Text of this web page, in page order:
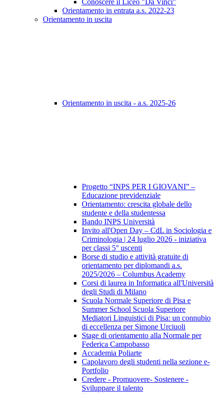
Conoscere il Liceo "Da Vinci"
Orientamento in entrata a.s. 2022-23
Orientamento in uscita
Orientamento in uscita - a.s. 2025-26
Progetto “INPS PER I GIOVANI” –
Educazione previdenziale
Orientamento: crescita globale dello
studente e della studentessa
Bando INPS Università
Invito all'Open Day – CdL in Sociologia e
Criminologia | 24 luglio 2026 - iniziativa
per classi 5° uscenti
Borse di studio e attività gratuite di
orientamento per diplomandi a.s.
2025/2026 – Columbus Academy
Corsi di laurea in Informatica all'Università
degli Studi di Milano
Scuola Normale Superiore di Pisa e
Summer School Scuola Superiore
Mediatori Linguistici di Pisa: un connubio
di eccellenza per Simone Urciuoli
Stage di orientamento alla Normale per
Federica Campobasso
Accademia Poliarte
Capolavoro degli studenti nella sezione e-
Portfolio
Credere - Promuovere- Sostenere -
Sviluppare il talento